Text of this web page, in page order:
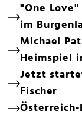
"One
im
Michael
Heimspiel
Jetzt
Fischer
Österreich-